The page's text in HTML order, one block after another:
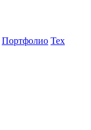
Портфолио Тех